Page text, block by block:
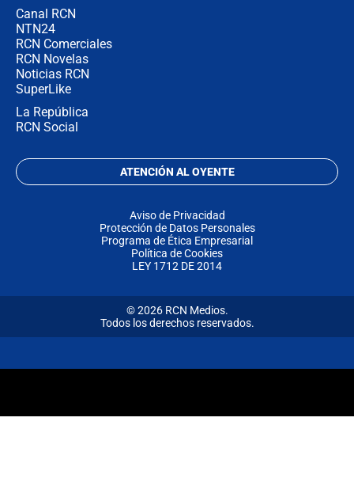
Canal RCN
NTN24
RCN Comerciales
RCN Novelas
Noticias RCN
SuperLike
La República
RCN Social
ATENCIÓN AL OYENTE
Aviso de Privacidad
Protección de Datos Personales
Programa de Ética Empresarial
Política de Cookies
LEY 1712 DE 2014
© 2026 RCN Medios.
Todos los derechos reservados.